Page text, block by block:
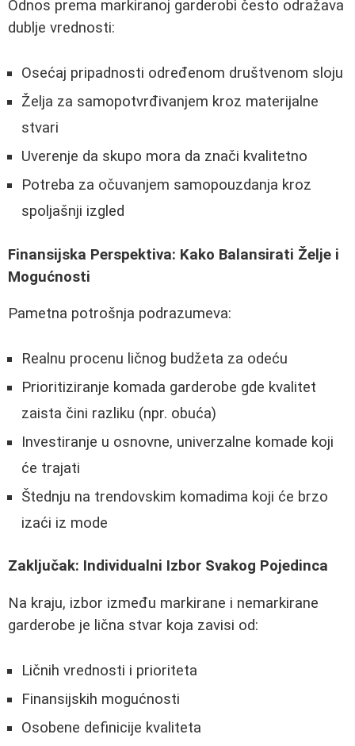
Odnos prema markiranoj garderobi često odražava
dublje vrednosti:
Osećaj pripadnosti određenom društvenom sloju
Želja za samopotvrđivanjem kroz materijalne
stvari
Uverenje da skupo mora da znači kvalitetno
Potreba za očuvanjem samopouzdanja kroz
spoljašnji izgled
Finansijska Perspektiva: Kako Balansirati Želje i
Mogućnosti
Pametna potrošnja podrazumeva:
Realnu procenu ličnog budžeta za odeću
Prioritiziranje komada garderobe gde kvalitet
zaista čini razliku (npr. obuća)
Investiranje u osnovne, univerzalne komade koji
će trajati
Štednju na trendovskim komadima koji će brzo
izaći iz mode
Zaključak: Individualni Izbor Svakog Pojedinca
Na kraju, izbor između markirane i nemarkirane
garderobe je lična stvar koja zavisi od:
Ličnih vrednosti i prioriteta
Finansijskih mogućnosti
Osobene definicije kvaliteta